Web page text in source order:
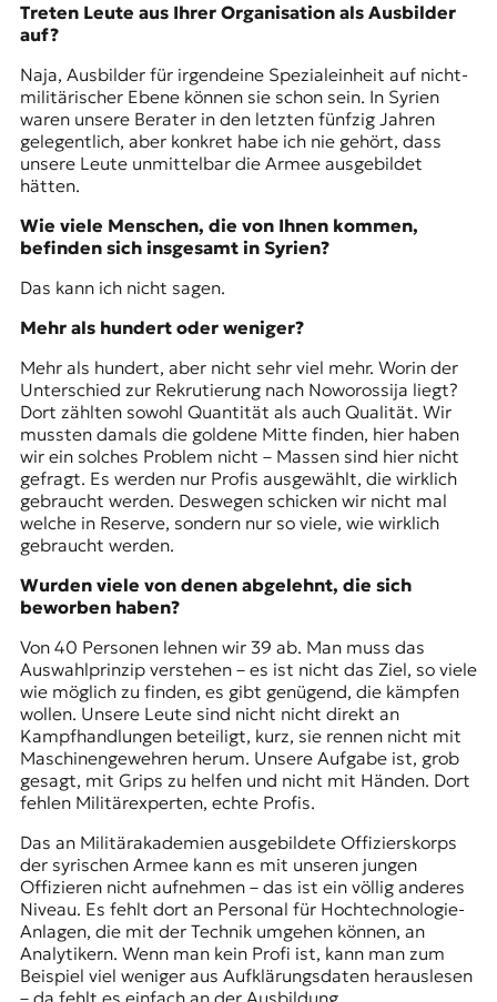
Treten Leute aus Ihrer Organisation als Ausbilder
auf?
Naja, Ausbilder für irgendeine Spezialeinheit auf nicht-
militärischer Ebene können sie schon sein. In Syrien
waren unsere Berater in den letzten fünfzig Jahren
gelegentlich, aber konkret habe ich nie gehört, dass
unsere Leute unmittelbar die Armee ausgebildet
hätten.
Wie viele Menschen, die von Ihnen kommen,
befinden sich insgesamt in Syrien?
Das kann ich nicht sagen.
Mehr als hundert oder weniger?
Mehr als hundert, aber nicht sehr viel mehr. Worin der
Unterschied zur Rekrutierung nach Noworossija liegt?
Dort zählten sowohl Quantität als auch Qualität. Wir
mussten damals die goldene Mitte finden, hier haben
wir ein solches Problem nicht – Massen sind hier nicht
gefragt. Es werden nur Profis ausgewählt, die wirklich
gebraucht werden. Deswegen schicken wir nicht mal
welche in Reserve, sondern nur so viele, wie wirklich
gebraucht werden.
Wurden viele von denen abgelehnt, die sich
beworben haben?
Von 40 Personen lehnen wir 39 ab. Man muss das
Auswahlprinzip verstehen – es ist nicht das Ziel, so viele
wie möglich zu finden, es gibt genügend, die kämpfen
wollen. Unsere Leute sind nicht nicht direkt an
Kampfhandlungen beteiligt, kurz, sie rennen nicht mit
Maschinengewehren herum. Unsere Aufgabe ist, grob
gesagt, mit Grips zu helfen und nicht mit Händen. Dort
fehlen Militärexperten, echte Profis.
Das an Militärakademien ausgebildete Offizierskorps
der syrischen Armee kann es mit unseren jungen
Offizieren nicht aufnehmen – das ist ein völlig anderes
Niveau. Es fehlt dort an Personal für Hochtechnologie-
Anlagen, die mit der Technik umgehen können, an
Analytikern. Wenn man kein Profi ist, kann man zum
Beispiel viel weniger aus Aufklärungsdaten herauslesen